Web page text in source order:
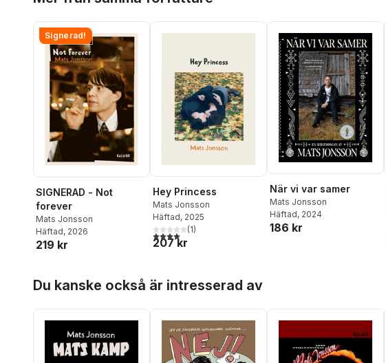
Signerad!
SIGNERAD - Not
forever
Mats Jonsson
Häftad, 2026
219 kr
Hey Princess
Mats Jonsson
Häftad, 2025
4,0utav 5 stjärnor. Totalt antal röster:
(1)
207 kr
När vi var samer
Mats Jonsson
Häftad, 2024
186 kr
Du kanske också är intresserad av